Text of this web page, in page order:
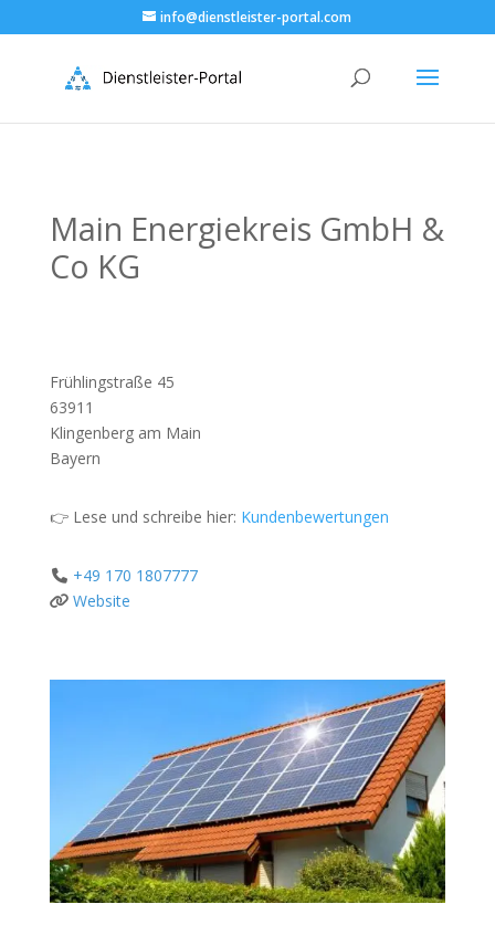
info@dienstleister-portal.com
Main Energiekreis GmbH &
Co KG
Frühlingstraße 45
63911
Klingenberg am Main
Bayern
👉 Lese und schreibe hier: Kundenbewertungen
+49 170 1807777
Website